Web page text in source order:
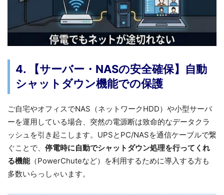
4. 【サーバー・NASの安全確保】自動
シャットダウン機能での保護
ご自宅やオフィスでNAS（ネットワークHDD）や小型サーバ
ーを運用している場合、突然の電源断は致命的なデータクラ
ッシュを引き起こします。UPSとPC/NASを通信ケーブルで繋
ぐことで、 停電時に自動でシャットダウン処理を行ってくれ
る機能（PowerChuteなど）を利用するために導入する方も
多数いらっしゃいます。